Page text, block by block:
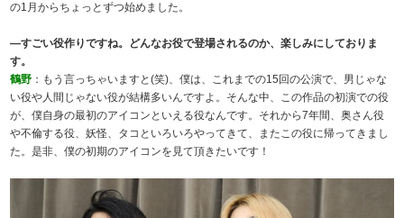
の1月からちょっとずつ始めました。
―すごい役作りですね。どんなお役で登場されるのか、楽しみにしておりま
す。
鶴野 ：もう言っちゃいますと(笑)、僕は、これまでの15回の公演で、男じゃな
い役や人間じゃない役が結構多いんですよ。そんな中、この作品の初演での役
が、僕自身の最初のアイコンといえる役なんです。それから7年間、奥さん役
や不倫する役、妖怪、タコといろいろやってきて、またこの役に帰ってきまし
た。是非、僕の初期のアイコンを見て頂きたいです！